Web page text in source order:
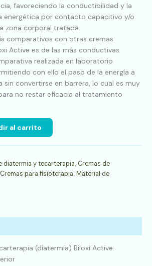
favoreciendo la conductibilidad y la
energética por contacto capacitivo y/o
zona corporal tratada.
comparativos con otras cremas
Active es de las más conductivas
realizada en laboratorio
con ello el paso de la energía a
sin convertirse en barrera, lo cual es muy
no restar eficacia al tratamiento
al carrito
diatermia y tecarterapia, Cremas de
Cremas para fisioterapia, Material de
(diatermia) Biloxi Active: